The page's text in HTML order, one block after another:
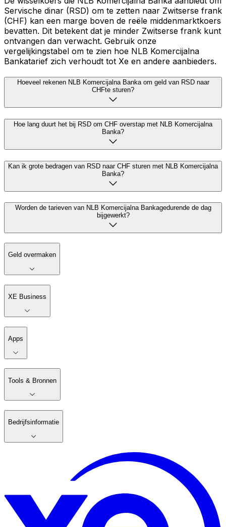
Servische dinar (RSD) om te zetten naar Zwitserse frank
(CHF) kan een marge boven de reële middenmarktkoers
bevatten. Dit betekent dat je minder Zwitserse frank kunt
ontvangen dan verwacht. Gebruik onze
vergelijkingstabel om te zien hoe NLB Komercijalna
Bankatarief zich verhoudt tot Xe en andere aanbieders.
Hoeveel rekenen NLB Komercijalna Banka om geld van RSD naar
CHFte sturen?
Hoe lang duurt het bij RSD om CHF overstap met NLB Komercijalna
Banka?
Kan ik grote bedragen van RSD naar CHF sturen met NLB Komercijalna
Banka?
Worden de tarieven van NLB Komercijalna Bankagedurende de dag
bijgewerkt?
Geld overmaken
XE Business
Apps
Tools & Bronnen
Bedrijfsinformatie